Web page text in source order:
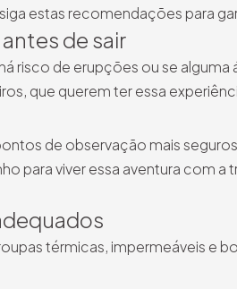
estas recomendações para
de sair
risco de erupções ou se alguma
que querem ter essa
de observação mais
para viver essa aventura com a
térmicas, impermeáveis e